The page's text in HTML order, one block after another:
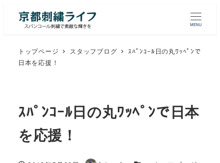
MENU
トップページ スタッフブログ
ｽﾊﾟﾝｺｰﾙ日の丸ﾜｯﾍﾟﾝで
日本を応援！
ｽﾊﾟﾝｺｰﾙ日の丸ﾜｯﾍﾟﾝで日本
を応援！